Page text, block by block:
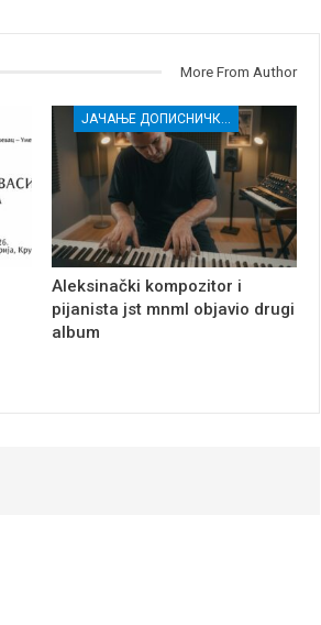
More From Author
ЈАЧАЊЕ ДОПИСНИЧКЕ МРЕЖЕ НЕЗАВИСНИХ МЕДИЈА У РАСИНСКОМ ОКРУГУ
Aleksinački kompozitor i
pijanista jst mnml objavio drugi
album